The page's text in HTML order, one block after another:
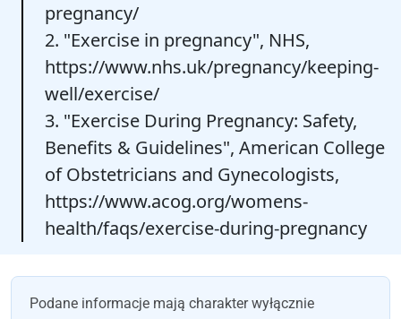
pregnancy/
2. "Exercise in pregnancy", NHS,
https://www.nhs.uk/pregnancy/keeping-
well/exercise/
3. "Exercise During Pregnancy: Safety,
Benefits & Guidelines", American College
of Obstetricians and Gynecologists,
https://www.acog.org/womens-
health/faqs/exercise-during-pregnancy
Podane informacje mają charakter wyłącznie